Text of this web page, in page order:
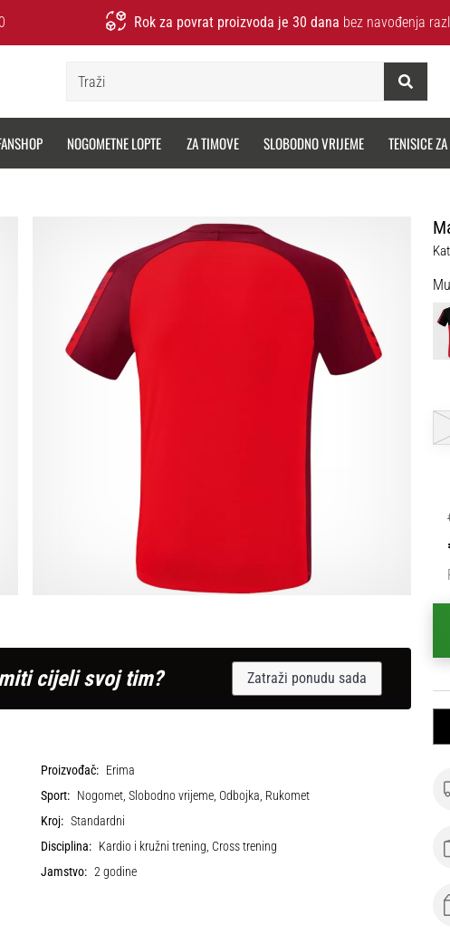
Rok za povrat proizvoda je 30 dana bez navođenja
NOGOMETNE LOPTE ZA TIMOVE SLOBODNO VRIJEME TENISICE
cijeli svoj tim? Zatraži ponudu sada
Proizvođač: Erima
Sport: Nogomet, Slobodno vrijeme, Odbojka, Rukomet
Kroj: Standardni
Disciplina: Kardio i kružni trening, Cross trening
Jamstvo: 2 godine